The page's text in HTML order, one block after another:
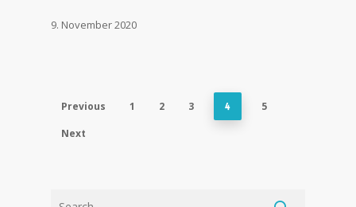
9. November 2020
Previous 1 2 3 4
5
Next